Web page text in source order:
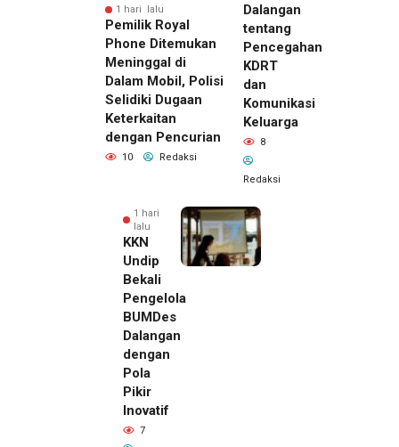
1 hari lalu
Pemilik Royal
Phone Ditemukan
Meninggal di
Dalam Mobil, Polisi
Selidiki Dugaan
Keterkaitan
dengan Pencurian
10 Redaksi
Dalangan
tentang
Pencegahan
KDRT
dan
Komunikasi
Keluarga
8
Redaksi
1 hari
lalu
KKN
Undip
Bekali
Pengelola
BUMDes
Dalangan
dengan
Pola
Pikir
Inovatif
7